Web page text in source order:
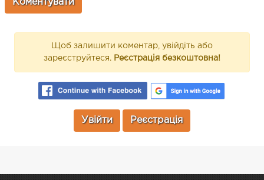
Щоб залишити коментар, увійдіть або
зареєструйтеся. Реєстрація безкоштовна!
Увійти Реєстрація